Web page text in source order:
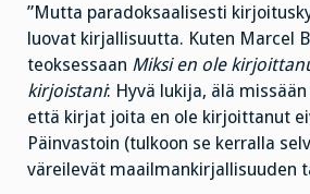
”Mutta paradoksaalisesti
luovat kirjallisuutta. Kuten Marcel
teoksessaan Miksi en ole
kirjoistani: Hyvä lukija, älä
että kirjat joita en ole kirjoittanut
Päinvastoin (tulkoon se kerralla
väreilevät maailmankirjallisuuden